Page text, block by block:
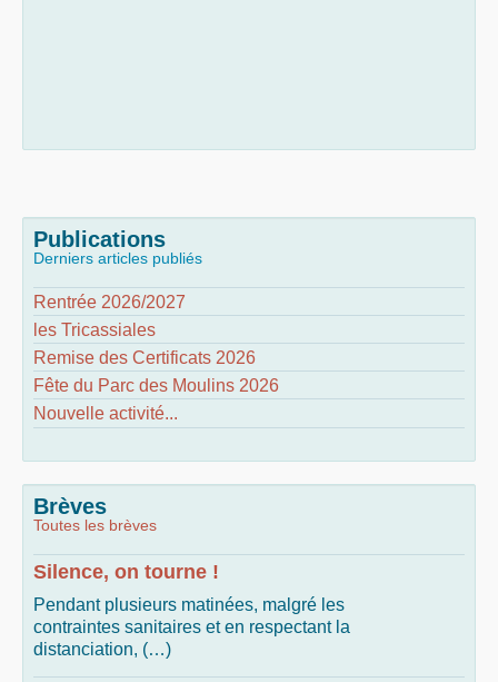
Publications
Derniers articles publiés
Rentrée 2026/2027
les Tricassiales
Remise des Certificats 2026
Fête du Parc des Moulins 2026
Nouvelle activité...
Brèves
Toutes les brèves
Silence, on tourne !
Pendant plusieurs matinées, malgré les
contraintes sanitaires et en respectant la
distanciation, (…)